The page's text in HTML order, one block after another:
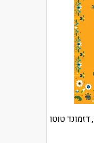
טוטו